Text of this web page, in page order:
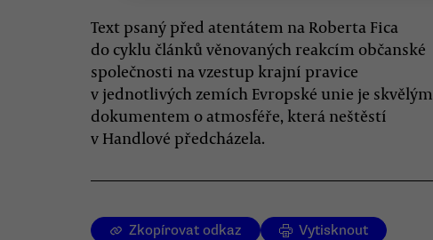
Text psaný před atentátem na Roberta Fica
do cyklu článků věnovaných reakcím občanské
společnosti na vzestup krajní pravice
v jednotlivých zemích Evropské unie je skvělým
dokumentem o atmosféře, která neštěstí
v Handlové předcházela.
Zkopírovat odkaz Vytisknout